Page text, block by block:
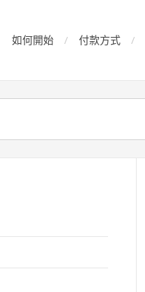
如何開始 付款方式